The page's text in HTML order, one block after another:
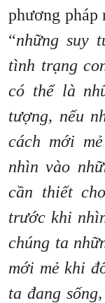
phương pháp
“những suy
tình trạng
có thể là
tượng, nếu
cách mới
nhìn vào
cần thiết
trước khi
chúng ta
mới mẻ khi
ta đang